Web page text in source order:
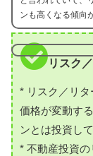
ンも高くなる傾向
リスク
* リスク／リ
価格が変動す
ンとは投資し
* 不動産投資